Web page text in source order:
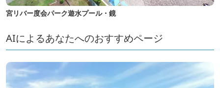
宮リバー度会パーク遊水プール・鏡
AIによるあなたへのおすすめページ